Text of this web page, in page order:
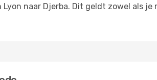
naar Djerba. Dit geldt zowel als